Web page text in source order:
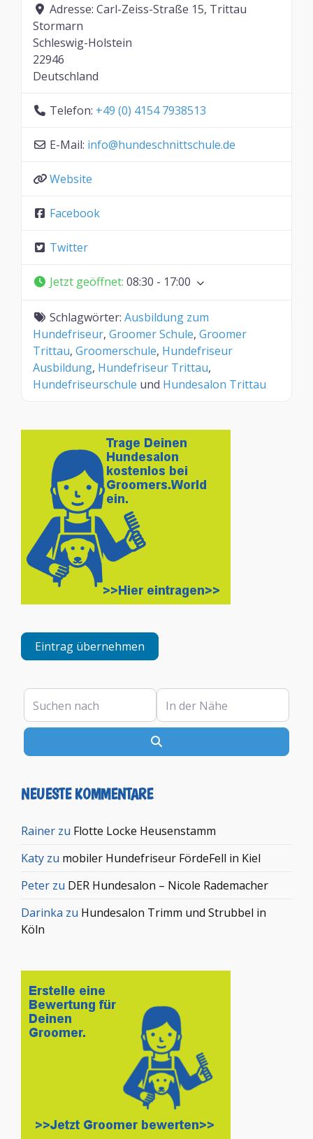
Adresse: Carl-Zeiss-Straße 15, Trittau
Stormarn
Schleswig-Holstein
22946
Deutschland
Telefon: +49 (0) 4154 7938513
E-Mail: info@hundeschnittschule.de
Website
Facebook
Twitter
Jetzt geöffnet: 08:30 - 17:00
Schlagwörter: Ausbildung zum
Hundefriseur, Groomer Schule, Groomer
Trittau, Groomerschule, Hundefriseur
Ausbildung, Hundefriseur Trittau,
Hundefriseurschule und Hundesalon Trittau
Eintrag übernehmen
Suchen nach In der Nähe
NEUESTE KOMMENTARE
Rainer zu Flotte Locke Heusenstamm
Katy zu mobiler Hundefriseur FördeFell in Kiel
Peter zu DER Hundesalon – Nicole Rademacher
Darinka zu Hundesalon Trimm und Strubbel in
Köln